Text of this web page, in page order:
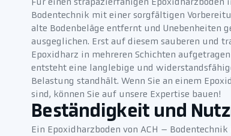
Für einen strapazierfähigen Epoxidharzboden
Bodentechnik mit einer sorgfältigen
alte Bodenbeläge entfernt und Unebenheiten
ausgeglichen. Erst auf diesem sauberen und
Epoxidharz in mehreren Schichten
entsteht eine langlebige und
Belastung standhält. Wenn Sie an einem
sind, können Sie auf unsere Expertise bauen!
Beständigkeit und
Ein Epoxidharzboden von ACH –